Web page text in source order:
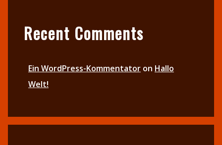
Recent Comments
Ein WordPress-Kommentator on Hallo
Welt!